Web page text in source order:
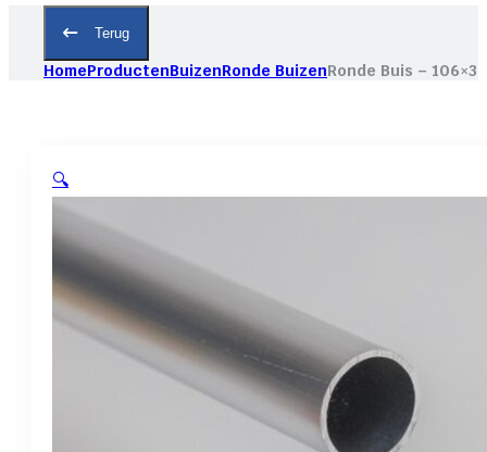
Terug
HomeProductenBuizenRonde BuizenRonde Buis – 106×3
🔍